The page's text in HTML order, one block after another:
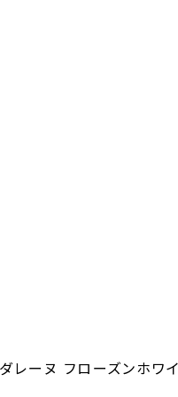
レーヌ フローズンホワ